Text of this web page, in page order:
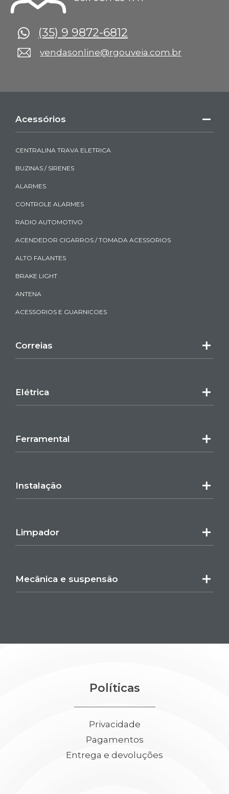
(35) 9 9872-6812
vendasonline@rgouveia.com.br
Acessórios
CENTRALINA TRAVA ELETRICA
BUZINAS / SIRENES
ALARMES
CONTROLE ALARMES
RADIO AUTOMOTIVO
ACENDEDOR CIGARROS / TOMADA ACESSORIOS
ALTO FALANTES
BRAKE LIGHT
ANTENA
ACESSORIOS E GUARNICOES
Correias
Elétrica
Ferramental
Instalação
Limpador
Mecânica e suspensão
Políticas
Privacidade
Pagamentos
Entrega e devoluções